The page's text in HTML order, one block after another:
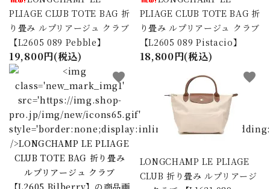
PLIAGE CLUB TOTE BAG 折
り畳み ルプリアージュ クラブ
【L2605 089 Pebble】
19,800円(税込)
PLIAGE CLUB TOTE BAG 折
り畳み ルプリアージュ クラブ
【L2605 089 Pistacio】
18,800円(税込)
favorite
LONGCHAMP LE PLIAGE
CLUB 折り畳み ルプリアージ
favorite